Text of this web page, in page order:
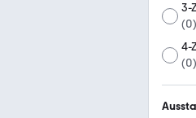
3-
(0)
4-
(0)